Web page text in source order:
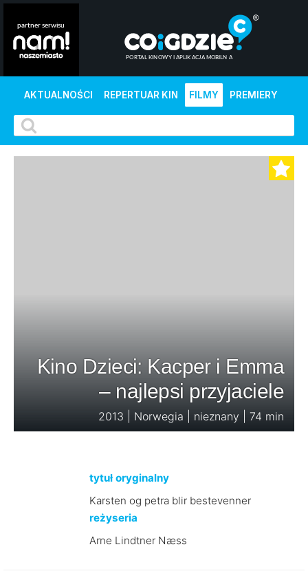
AKTUALNOŚCI REPERTUAR KIN FILMY PREMIERY
Kino Dzieci: Kacper i Emma
– najlepsi przyjaciele
2013 | Norwegia | nieznany | 74 min
tytuł oryginalny
Karsten og petra blir bestevenner
reżyseria
Arne Lindtner Næss